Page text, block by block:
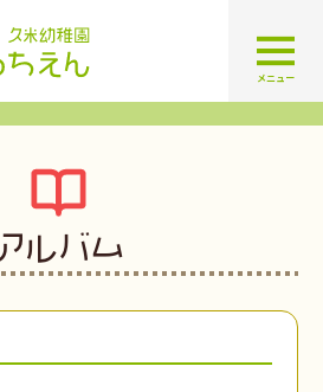
認定こども園 学校法人久米幼
メニュー
アルバム